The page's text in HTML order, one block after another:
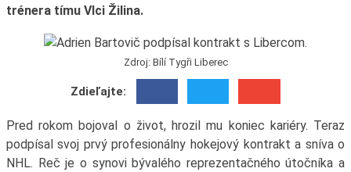
trénera tímu Vlci Žilina.
Zdroj: Bílí Tygři Liberec
Zdieľajte:
Pred rokom bojoval o život, hrozil mu koniec kariéry. Teraz
podpísal svoj prvý profesionálny hokejový kontrakt a sníva o
NHL. Reč je o synovi bývalého reprezentačného útočníka a